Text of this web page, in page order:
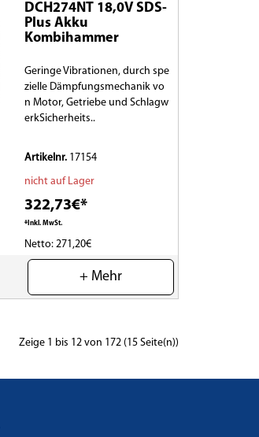
DCH274NT 18,0V SDS-
Plus Akku
Kombihammer
Geringe Vibrationen, durch spe
zielle Dämpfungsmechanik vo
n Motor, Getriebe und Schlagw
erkSicherheits..
Artikelnr. 17154
nicht auf Lager
322,73€*
*Inkl. MwSt.
Netto: 271,20€
(0)
+ Mehr
Zeige 1 bis 12 von 172 (15 Seite(n))